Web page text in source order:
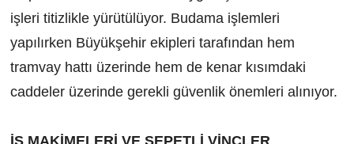
işleri titizlikle yürütülüyor. Budama işlemleri
yapılırken Büyükşehir ekipleri tarafından hem
tramvay hattı üzerinde hem de kenar kısımdaki
caddeler üzerinde gerekli güvenlik önemleri alınıyor.